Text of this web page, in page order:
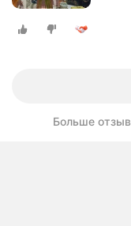
Больше